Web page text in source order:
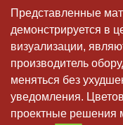
Представленные
демонстрируется в
визуализации,
производитель
меняться без
уведомления.
проектные решения